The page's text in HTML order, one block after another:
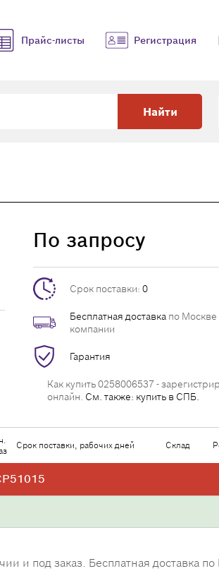
Прайс-листы Регистрация
Найти
По запросу
Срок поставки: 0
Бесплатная доставка по Москве
компании
Гарантия
Как купить 0258006537 -
онлайн. См. также: купить в СПБ.
Срок поставки, рабочих дней Склад
и под заказ. Бесплатная доставка